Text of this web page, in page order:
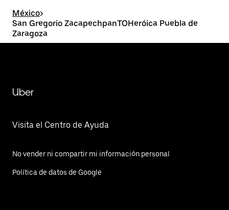
México>
San Gregorio ZacapechpanTOHeróica Puebla de
Zaragoza
Uber
Visita el Centro de Ayuda
No vender ni compartir mi información personal
Política de datos de Google